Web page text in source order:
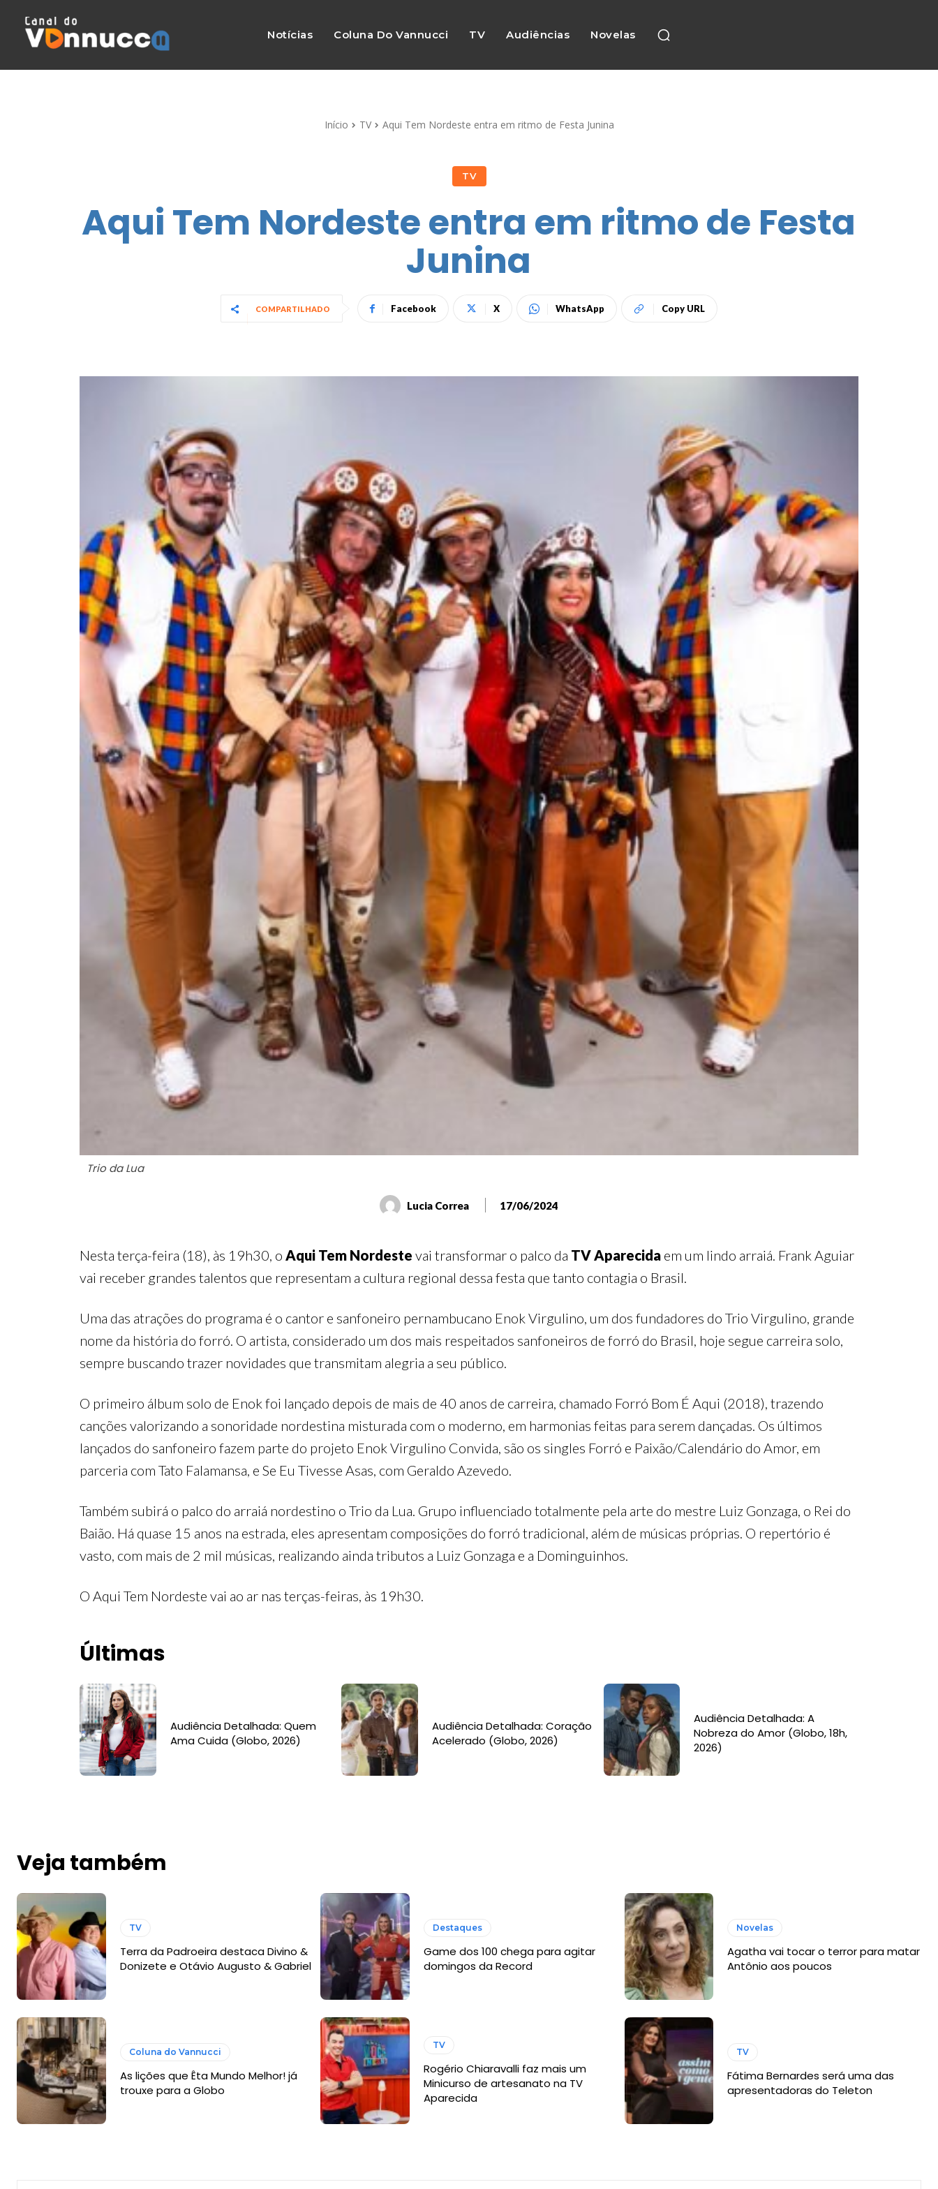
Notícias Coluna Do Vannucci TV Audiências Novelas
Início TV Aqui Tem Nordeste entra em ritmo de Festa Junina
TV
Aqui Tem Nordeste entra em ritmo de Festa
Junina
COMPARTILHADO Facebook X WhatsApp Copy URL
Trio da Lua
Lucia Correa 17/06/2024
Nesta terça-feira (18), às 19h30, o Aqui Tem Nordeste vai transformar o palco da TV Aparecida em um lindo arraiá. Frank Aguiar
vai receber grandes talentos que representam a cultura regional dessa festa que tanto contagia o Brasil.
Uma das atrações do programa é o cantor e sanfoneiro pernambucano Enok Virgulino, um dos fundadores do Trio Virgulino, grande
nome da história do forró. O artista, considerado um dos mais respeitados sanfoneiros de forró do Brasil, hoje segue carreira solo,
sempre buscando trazer novidades que transmitam alegria a seu público.
O primeiro álbum solo de Enok foi lançado depois de mais de 40 anos de carreira, chamado Forró Bom É Aqui (2018), trazendo
canções valorizando a sonoridade nordestina misturada com o moderno, em harmonias feitas para serem dançadas. Os últimos
lançados do sanfoneiro fazem parte do projeto Enok Virgulino Convida, são os singles Forró e Paixão/Calendário do Amor, em
parceria com Tato Falamansa, e Se Eu Tivesse Asas, com Geraldo Azevedo.
Também subirá o palco do arraiá nordestino o Trio da Lua. Grupo influenciado totalmente pela arte do mestre Luiz Gonzaga, o Rei do
Baião. Há quase 15 anos na estrada, eles apresentam composições do forró tradicional, além de músicas próprias. O repertório é
vasto, com mais de 2 mil músicas, realizando ainda tributos a Luiz Gonzaga e a Dominguinhos.
O Aqui Tem Nordeste vai ao ar nas terças-feiras, às 19h30.
Últimas
Audiência Detalhada: Quem
Ama Cuida (Globo, 2026)
Audiência Detalhada: Coração
Acelerado (Globo, 2026)
Audiência Detalhada: A
Nobreza do Amor (Globo, 18h,
2026)
Veja também
TV
Terra da Padroeira destaca Divino &
Donizete e Otávio Augusto & Gabriel
Destaques
Game dos 100 chega para agitar
domingos da Record
Novelas
Agatha vai tocar o terror para matar
Antônio aos poucos
Coluna do Vannucci
As lições que Êta Mundo Melhor! já
trouxe para a Globo
TV
Rogério Chiaravalli faz mais um
Minicurso de artesanato na TV
Aparecida
TV
Fátima Bernardes será uma das
apresentadoras do Teleton